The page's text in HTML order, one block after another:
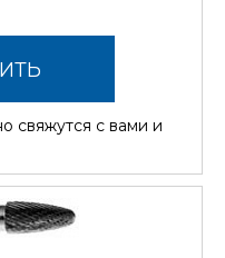
свяжутся с вами и